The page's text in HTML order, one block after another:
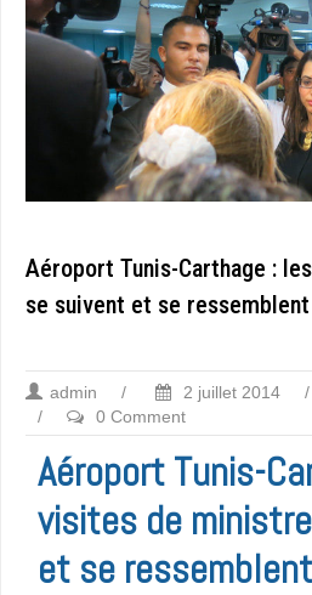
Aéroport Tunis-Carthage :
se suivent et se
admin / 2 juillet 2014 /
/
0 Comment
Aéroport Tunis-
visites de
et se